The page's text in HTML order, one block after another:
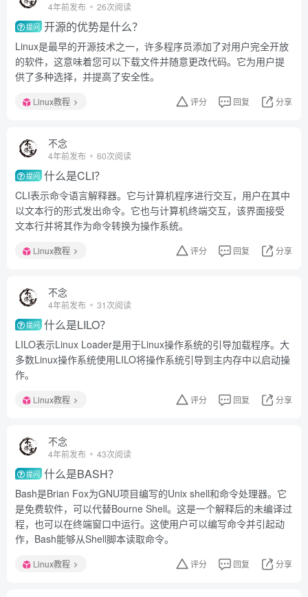
4年前发布 26次阅读
提问 开源的优势是什么？
Linux是最早的开源技术之一，许多程序员添加了对用户完全开放
的软件，这意味着您可以下载文件并随意更改代码。它为用户提
供了多种选择，并提高了安全性。
Linux教程 评分 回复 分享
不念
4年前发布 60次阅读
提问 什么是CLI？
CLI表示命令语言解释器。它与计算机程序进行交互，用户在其中
以文本行的形式发出命令。它也与计算机终端交互，该界面接受
文本行并将其作为命令转换为操作系统。
Linux教程 评分 回复 分享
不念
4年前发布 31次阅读
提问 什么是LILO？
LILO表示Linux Loader是用于Linux操作系统的引导加载程序。大
多数Linux操作系统使用LILO将操作系统引导到主内存中以启动操
作。
Linux教程 评分 回复 分享
不念
4年前发布 43次阅读
提问 什么是BASH？
Bash是Brian Fox为GNU项目编写的Unix shell和命令处理器。它
是免费软件，可以代替Bourne Shell。这是一个解释后的未编译过
程，也可以在终端窗口中运行。这使用户可以编写命令并引起动
作，Bash能够从Shell脚本读取命令。
Linux教程 评分 回复 分享